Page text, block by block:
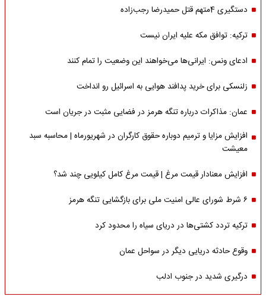
دستگیری 4متهم قتل حمیدرضا رجب‌زاده
ترکیه: توافق مکه علیه ایران نیست
ادعای ونس: ایرانی‌ها می‌خواهند این وضعیت را تمام کنند
زلنسکی برای خرید پدافند هوایی به اسرائیل رو انداخت
عمان: مذاکرات درباره تنگه هرمز در فضایی مثبت در جریان است
افزایش مزایا و ترمیم دوباره حقوق کارگران در شهریورماه | محاسبه سبد
معیشت
افزایش معنادار قیمت مرغ | قیمت مرغ کامل کیلویی چند شد؟
۶ شرط شورای عالی امنیت ملی برای بازگشایی تنگه هرمز
ترکیه تردد کشتی‌ها در دریای سیاه را محدود کرد
وقوع حادثه دریایی دیگر در سواحل عمان
درگیری شدید در جنوب ادلب